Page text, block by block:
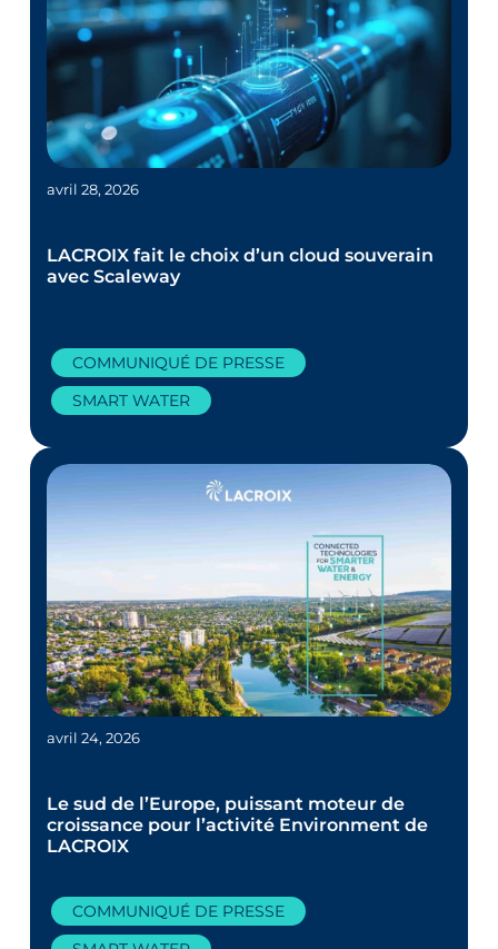
avril 28, 2026
LACROIX fait le choix d’un cloud souverain
avec Scaleway
COMMUNIQUÉ DE PRESSE
SMART WATER
avril 24, 2026
Le sud de l’Europe, puissant moteur de
croissance pour l’activité Environment de
LACROIX
COMMUNIQUÉ DE PRESSE